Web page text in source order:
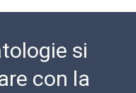
si
con la